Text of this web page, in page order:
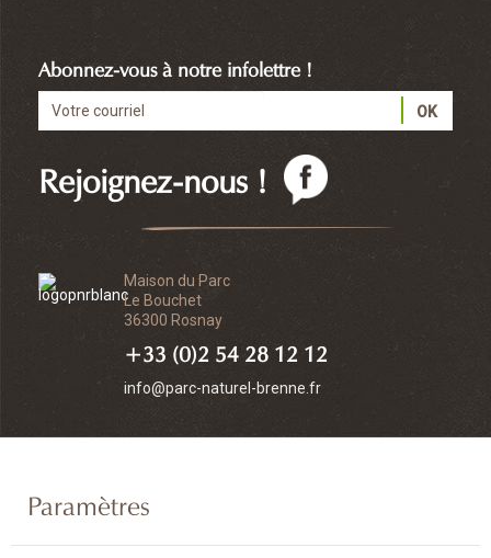
Maison du Parc
Le Bouchet
36300 Rosnay
+33 (0)2 54 28 12 12
info@parc-naturel-brenne.fr
Rejoignez-nous !
Abonnez-vous à notre infolettre !
Paramètres